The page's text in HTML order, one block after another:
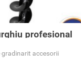
profesional
gradinarit accesorii